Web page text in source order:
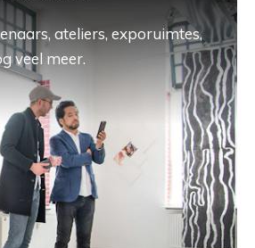
ateliers, exporuimtes,
veel meer.